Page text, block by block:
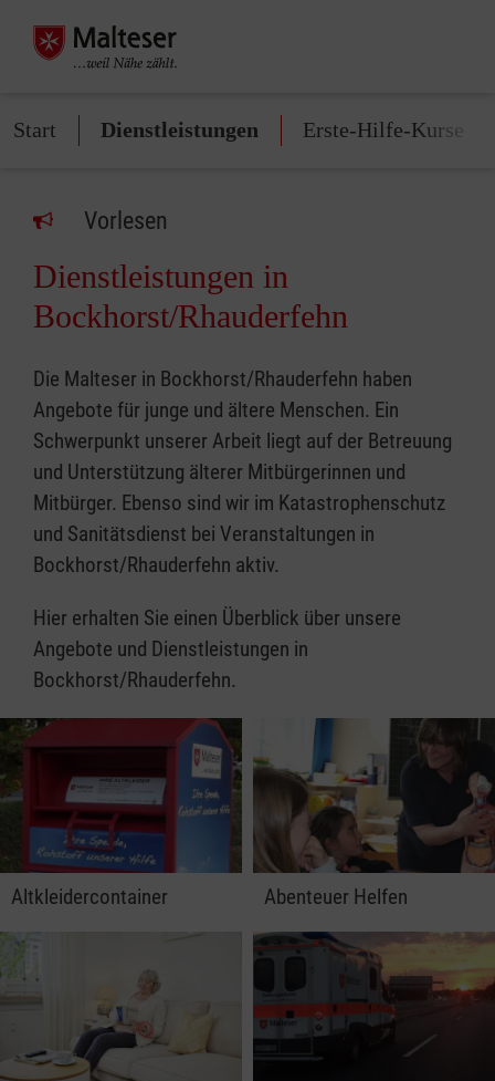
Start Dienstleistungen Erste-Hilfe-Kurse
Vorlesen
Dienstleistungen in
Bockhorst/Rhauderfehn
Die Malteser in Bockhorst/Rhauderfehn haben
Angebote für junge und ältere Menschen. Ein
Schwerpunkt unserer Arbeit liegt auf der Betreuung
und Unterstützung älterer Mitbürgerinnen und
Mitbürger. Ebenso sind wir im Katastrophenschutz
und Sanitätsdienst bei Veranstaltungen in
Bockhorst/Rhauderfehn aktiv.
Hier erhalten Sie einen Überblick über unsere
Angebote und Dienstleistungen in
Bockhorst/Rhauderfehn.
Altkleidercontainer Abenteuer Helfen